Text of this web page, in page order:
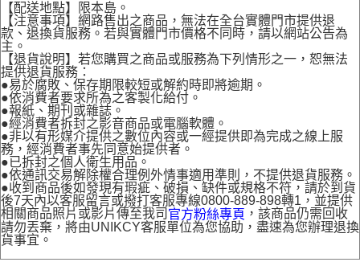
【配送地點】限本島。
【注意事項】網路售出之商品，無法在全台實體門市提供退
款、退換貨服務。若與實體門市價格不同時，請以網站公告為
主。
【退貨說明】若您購買之商品或服務為下列情形之一，恕無法
提供退貨服務：
●易於腐敗、保存期限較短或解約時即將逾期。
●依消費者要求所為之客製化給付。
●報紙、期刊或雜誌。
●經消費者拆封之影音商品或電腦軟體。
●非以有形媒介提供之數位內容或一經提供即為完成之線上服
務，經消費者事先同意始提供者。
●已拆封之個人衛生用品。
●依通訊交易解除權合理例外情事適用準則，不提供退貨服務。
●收到商品後如發現有瑕疵、破損、缺件或規格不符，請於到貨
後7天內以客服留言或撥打客服專線0800-889-898轉1，並提供
相關商品照片或影片傳至我司 官方粉絲專頁 ，該商品仍需回收
請勿丟棄，將由UNIKCY客服單位為您協助，盡速為您辦理退換
貨事宜。